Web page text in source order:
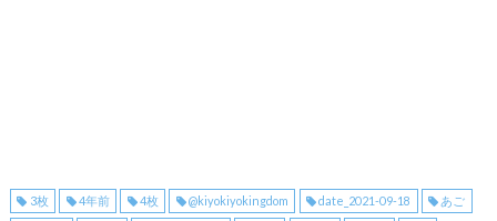
3枚 4年前 4枚 @kiyokiyokingdom date_2021-09-18 あご